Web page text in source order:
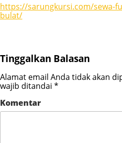
https://sarungkursi.com/sewa-
bulat/
Tinggalkan Balasan
Alamat email Anda tidak akan
wajib ditandai *
Komentar